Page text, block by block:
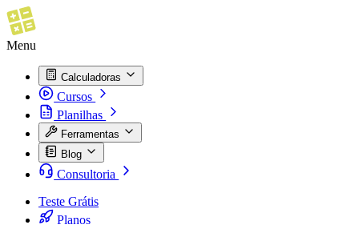
Menu
Calculadoras
Cursos
Planilhas
Ferramentas
Blog
Consultoria
Teste Grátis
Planos